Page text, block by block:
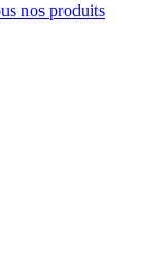
nos produits